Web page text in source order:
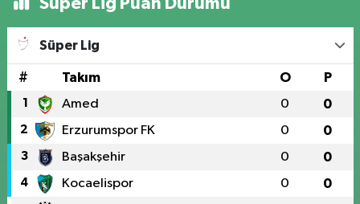
Süper Lig
# Takım O P
1 Amed 0 0
2 Erzurumspor FK 0 0
3 Başakşehir 0 0
4 Kocaelispor 0 0